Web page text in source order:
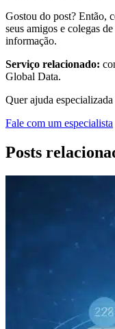
Gostou do post? Então,
seus amigos e colegas
informação.
Serviço relacionado:
Global Data.
Quer ajuda
Fale com um especialista
Posts